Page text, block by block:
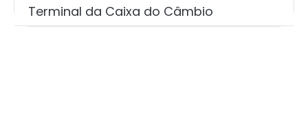
Terminal da Caixa do Câmbio